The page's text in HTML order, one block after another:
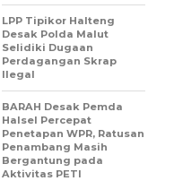
LPP Tipikor Halteng
Desak Polda Malut
Selidiki Dugaan
Perdagangan Skrap
Ilegal
BARAH Desak Pemda
Halsel Percepat
Penetapan WPR, Ratusan
Penambang Masih
Bergantung pada
Aktivitas PETI